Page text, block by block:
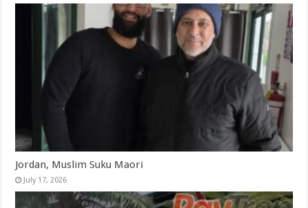
Jordan, Muslim Suku Maori
July 17, 2026